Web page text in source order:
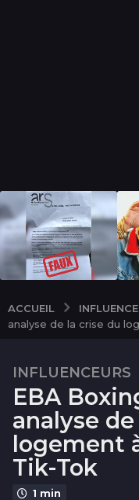
ACCUEIL
analyse de la crise du
a
s
2
a
n
INFLUENCEURS
EBA
analyse
logement
Tik-Tok
1 min